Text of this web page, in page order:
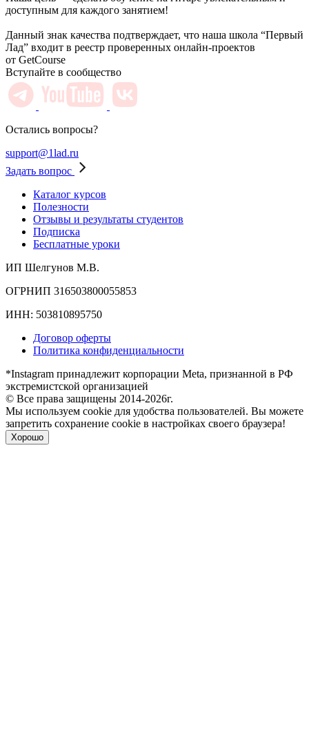
доступным для каждого занятием!
Данный знак качества подтверждает, что наша школа “Первый
Лад” входит в реестр проверенных онлайн-проектов
от GetCourse
Вступайте в сообщество
Остались вопросы?
support@1lad.ru
Задать вопрос
Каталог курсов
Полезности
Отзывы и результаты студентов
Подписка
Бесплатные уроки
ИП Шелгунов М.В.
ОГРНИП 316503800055853
ИНН: 503810895750
Договор оферты
Политика конфиденциальности
*Instagram принадлежит корпорации Meta, признанной в РФ
экстремистской организацией
© Все права защищены 2014-2026г.
Мы используем cookie для удобства пользователей. Вы можете
запретить сохранение cookie в настройках своего браузера!
Хорошо